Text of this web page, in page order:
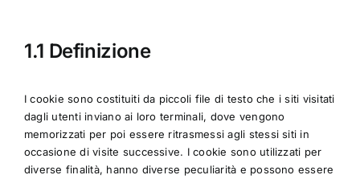
FAQ
Risorse
1.1 Definizione
I cookie sono costituiti da piccoli file di testo che i siti visitati
dagli utenti inviano ai loro terminali, dove vengono
memorizzati per poi essere ritrasmessi agli stessi siti in
occasione di visite successive. I cookie sono utilizzati per
diverse finalità, hanno diverse peculiarità e possono essere